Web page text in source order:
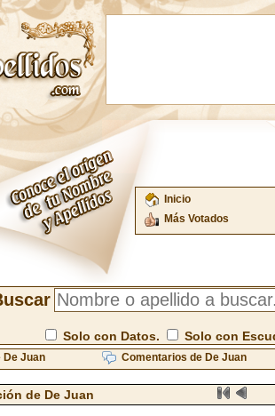
Inicio
Más Votados
Solo con Datos. Solo con
De Juan Comentarios de De Juan
de De Juan